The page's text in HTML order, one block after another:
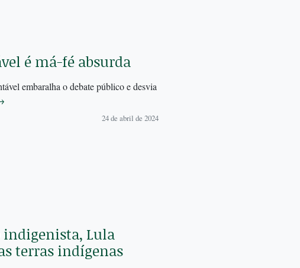
é má-fé absurda
embaralha o debate público e desvia
24 de abril de 2024
indigenista, Lula
terras indígenas